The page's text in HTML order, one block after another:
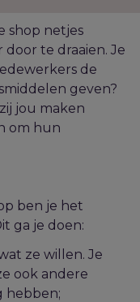
shop netjes
door te draaien. Je
de
geven?
jou maken
om hun
ben je het
ga je doen:
ze willen. Je
ook andere
hebben;